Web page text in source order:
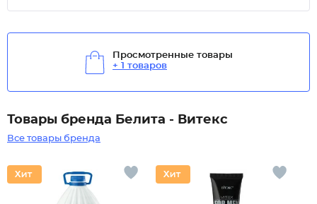
Просмотренные товары
+ 1 товаров
Товары бренда Белита - Витекс
Все товары бренда